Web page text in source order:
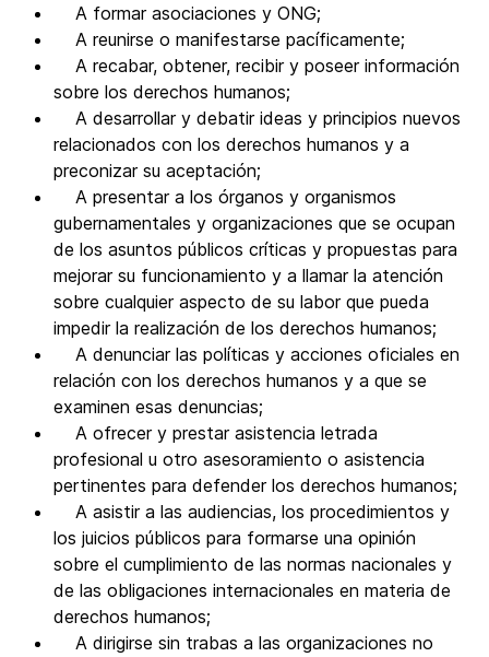
A formar asociaciones y ONG;
A reunirse o manifestarse pacíficamente;
A recabar, obtener, recibir y poseer información
sobre los derechos humanos;
A desarrollar y debatir ideas y principios nuevos
relacionados con los derechos humanos y a
preconizar su aceptación;
A presentar a los órganos y organismos
gubernamentales y organizaciones que se ocupan
de los asuntos públicos críticas y propuestas para
mejorar su funcionamiento y a llamar la atención
sobre cualquier aspecto de su labor que pueda
impedir la realización de los derechos humanos;
A denunciar las políticas y acciones oficiales en
relación con los derechos humanos y a que se
examinen esas denuncias;
A ofrecer y prestar asistencia letrada
profesional u otro asesoramiento o asistencia
pertinentes para defender los derechos humanos;
A asistir a las audiencias, los procedimientos y
los juicios públicos para formarse una opinión
sobre el cumplimiento de las normas nacionales y
de las obligaciones internacionales en materia de
derechos humanos;
A dirigirse sin trabas a las organizaciones no